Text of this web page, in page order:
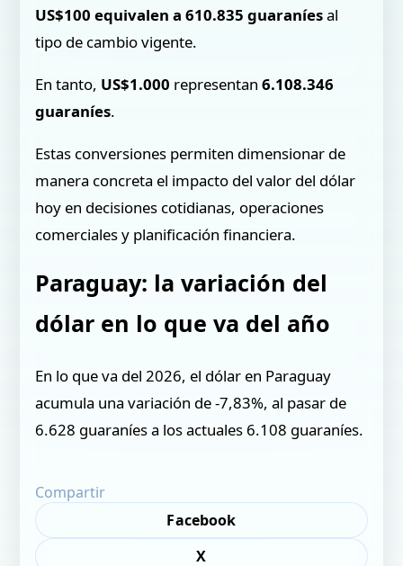
US$100 equivalen a 610.835 guaraníesal
tipo de cambio vigente.
En tanto, US$1.000 representan6.108.346
guaraníes.
Estas conversiones permiten dimensionar de
manera concreta el impacto del valor del dólar
hoy en decisiones cotidianas, operaciones
comerciales y planificación financiera.
Paraguay: la variación del
dólar en lo que va del año
En lo que va del 2026, el dólar en Paraguay
acumula una variación de -7,83%, al pasar de
6.628 guaraníes a los actuales 6.108 guaraníes.
Compartir
Facebook
X